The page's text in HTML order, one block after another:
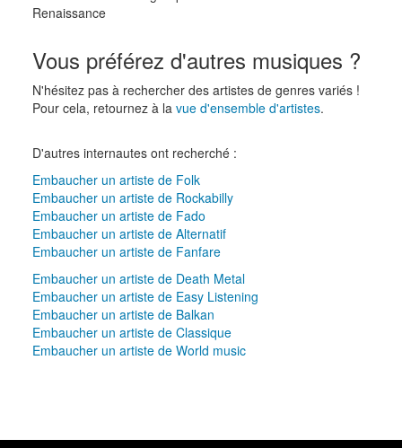
Renaissance
Vous préférez d'autres musiques ?
N'hésitez pas à rechercher des artistes de genres variés !
Pour cela, retournez à la vue d'ensemble d'artistes.
D'autres internautes ont recherché :
Embaucher un artiste de Folk
Embaucher un artiste de Rockabilly
Embaucher un artiste de Fado
Embaucher un artiste de Alternatif
Embaucher un artiste de Fanfare
Embaucher un artiste de Death Metal
Embaucher un artiste de Easy Listening
Embaucher un artiste de Balkan
Embaucher un artiste de Classique
Embaucher un artiste de World music